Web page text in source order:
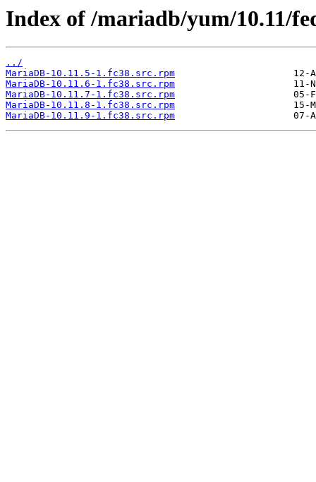
Index of /mariadb/yum/10.11/
../
MariaDB-10.11.5-1.fc38.src.rpm
MariaDB-10.11.6-1.fc38.src.rpm
MariaDB-10.11.7-1.fc38.src.rpm
MariaDB-10.11.8-1.fc38.src.rpm
MariaDB-10.11.9-1.fc38.src.rpm